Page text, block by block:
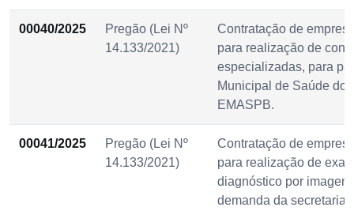
00040/2025
Pregão (Lei Nº
14.133/2021)
Contratação de
para realização de
especializadas, para
Municipal de Saúde do
EMASPB.
00041/2025
Pregão (Lei Nº
14.133/2021)
Contratação de
para realização de
diagnóstico por
demanda da secretaria